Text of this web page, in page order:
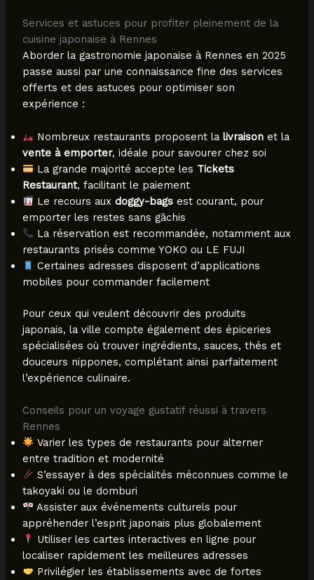
Services et astuces pour profiter pleinement de la
cuisine japonaise à Rennes
Aborder la gastronomie japonaise à Rennes en 2025
passe aussi par une connaissance fine des services
offerts et des astuces pour optimiser son
expérience :
Nombreux restaurants proposent lalivraison et la
vente à emporter, idéale pour savourer chez soi
La grande majorité accepte les Tickets
Restaurant, facilitant le paiement
Le recours auxdoggy-bags est courant, pour
emporter les restes sans gâchis
La réservation est recommandée, notamment aux
restaurants prisés comme YOKO ou LE FUJI
Certaines adresses disposent d’applications
mobiles pour commander facilement
Pour ceux qui veulent découvrir des produits
japonais, la ville compte également des épiceries
spécialisées où trouver ingrédients, sauces, thés et
douceurs nippones, complétant ainsi parfaitement
l’expérience culinaire.
Conseils pour un voyage gustatif réussi à travers
Rennes
Varier les types de restaurants pour alterner
entre tradition et modernité
S’essayer à des spécialités méconnues comme le
takoyaki ou le domburi
Assister aux événements culturels pour
appréhender l’esprit japonais plus globalement
Utiliser les cartes interactives en ligne pour
localiser rapidement les meilleures adresses
Privilégier les établissements avec de fortes